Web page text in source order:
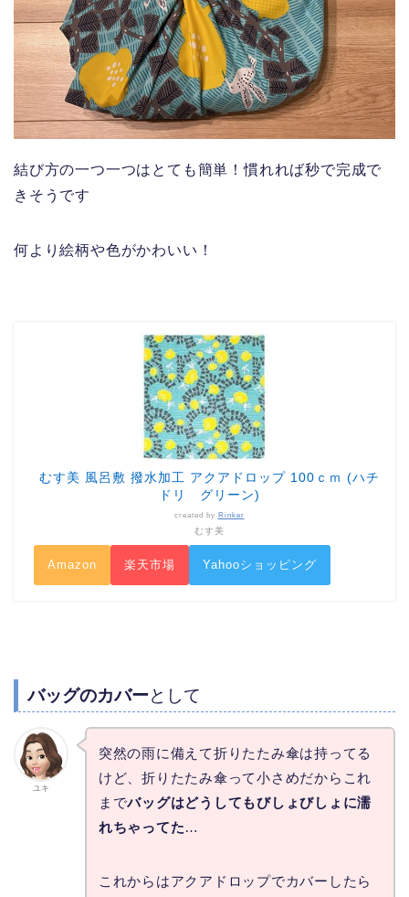
結び方の一つ一つはとても簡単！慣れれば秒で完成で
きそうです
何より絵柄や色がかわいい！
むす美 風呂敷 撥水加工 アクアドロップ 100ｃｍ (ハチ
ドリ グリーン)
created by Rinker
むす美
Amazon 楽天市場 Yahooショッピング
バッグのカバーとして
ユキ
突然の雨に備えて折りたたみ傘は持ってる
けど、折りたたみ傘って小さめだからこれ
までバッグはどうしてもびしょびしょに濡
れちゃってた…
これからはアクアドロップでカバーしたら